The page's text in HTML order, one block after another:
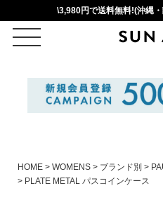
\3,980円で送料無料!(沖縄
ログイン
HOME WOMENS ブランド別
PLATE METAL パスコインケース